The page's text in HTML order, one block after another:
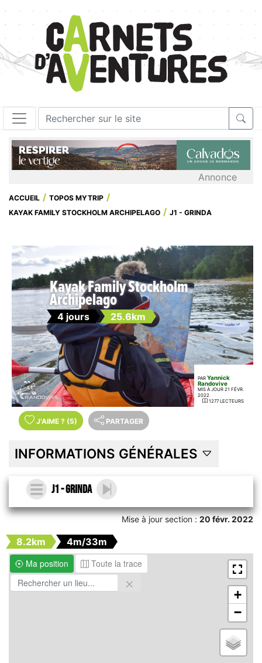
Annonce
ACCUEIL
TOPOS MYTRIP
KAYAK FAMILY STOCKHOLM ARCHIPELAGO
J1 - GRINDA
Kayak Family Stockholm
Archipelago
4 jours 25.6km
PAR Yannick
Randovive
MIS À JOUR 21 FÉVR.
2022
1277 LECTEURS
J'AIME ? (5) PARTAGER
INFORMATIONS GÉNÉRALES
J1 - Grinda
Mise à jour section :20 févr. 2022
8.2km
4m/33m
Ma position
Toute la trace
+
−